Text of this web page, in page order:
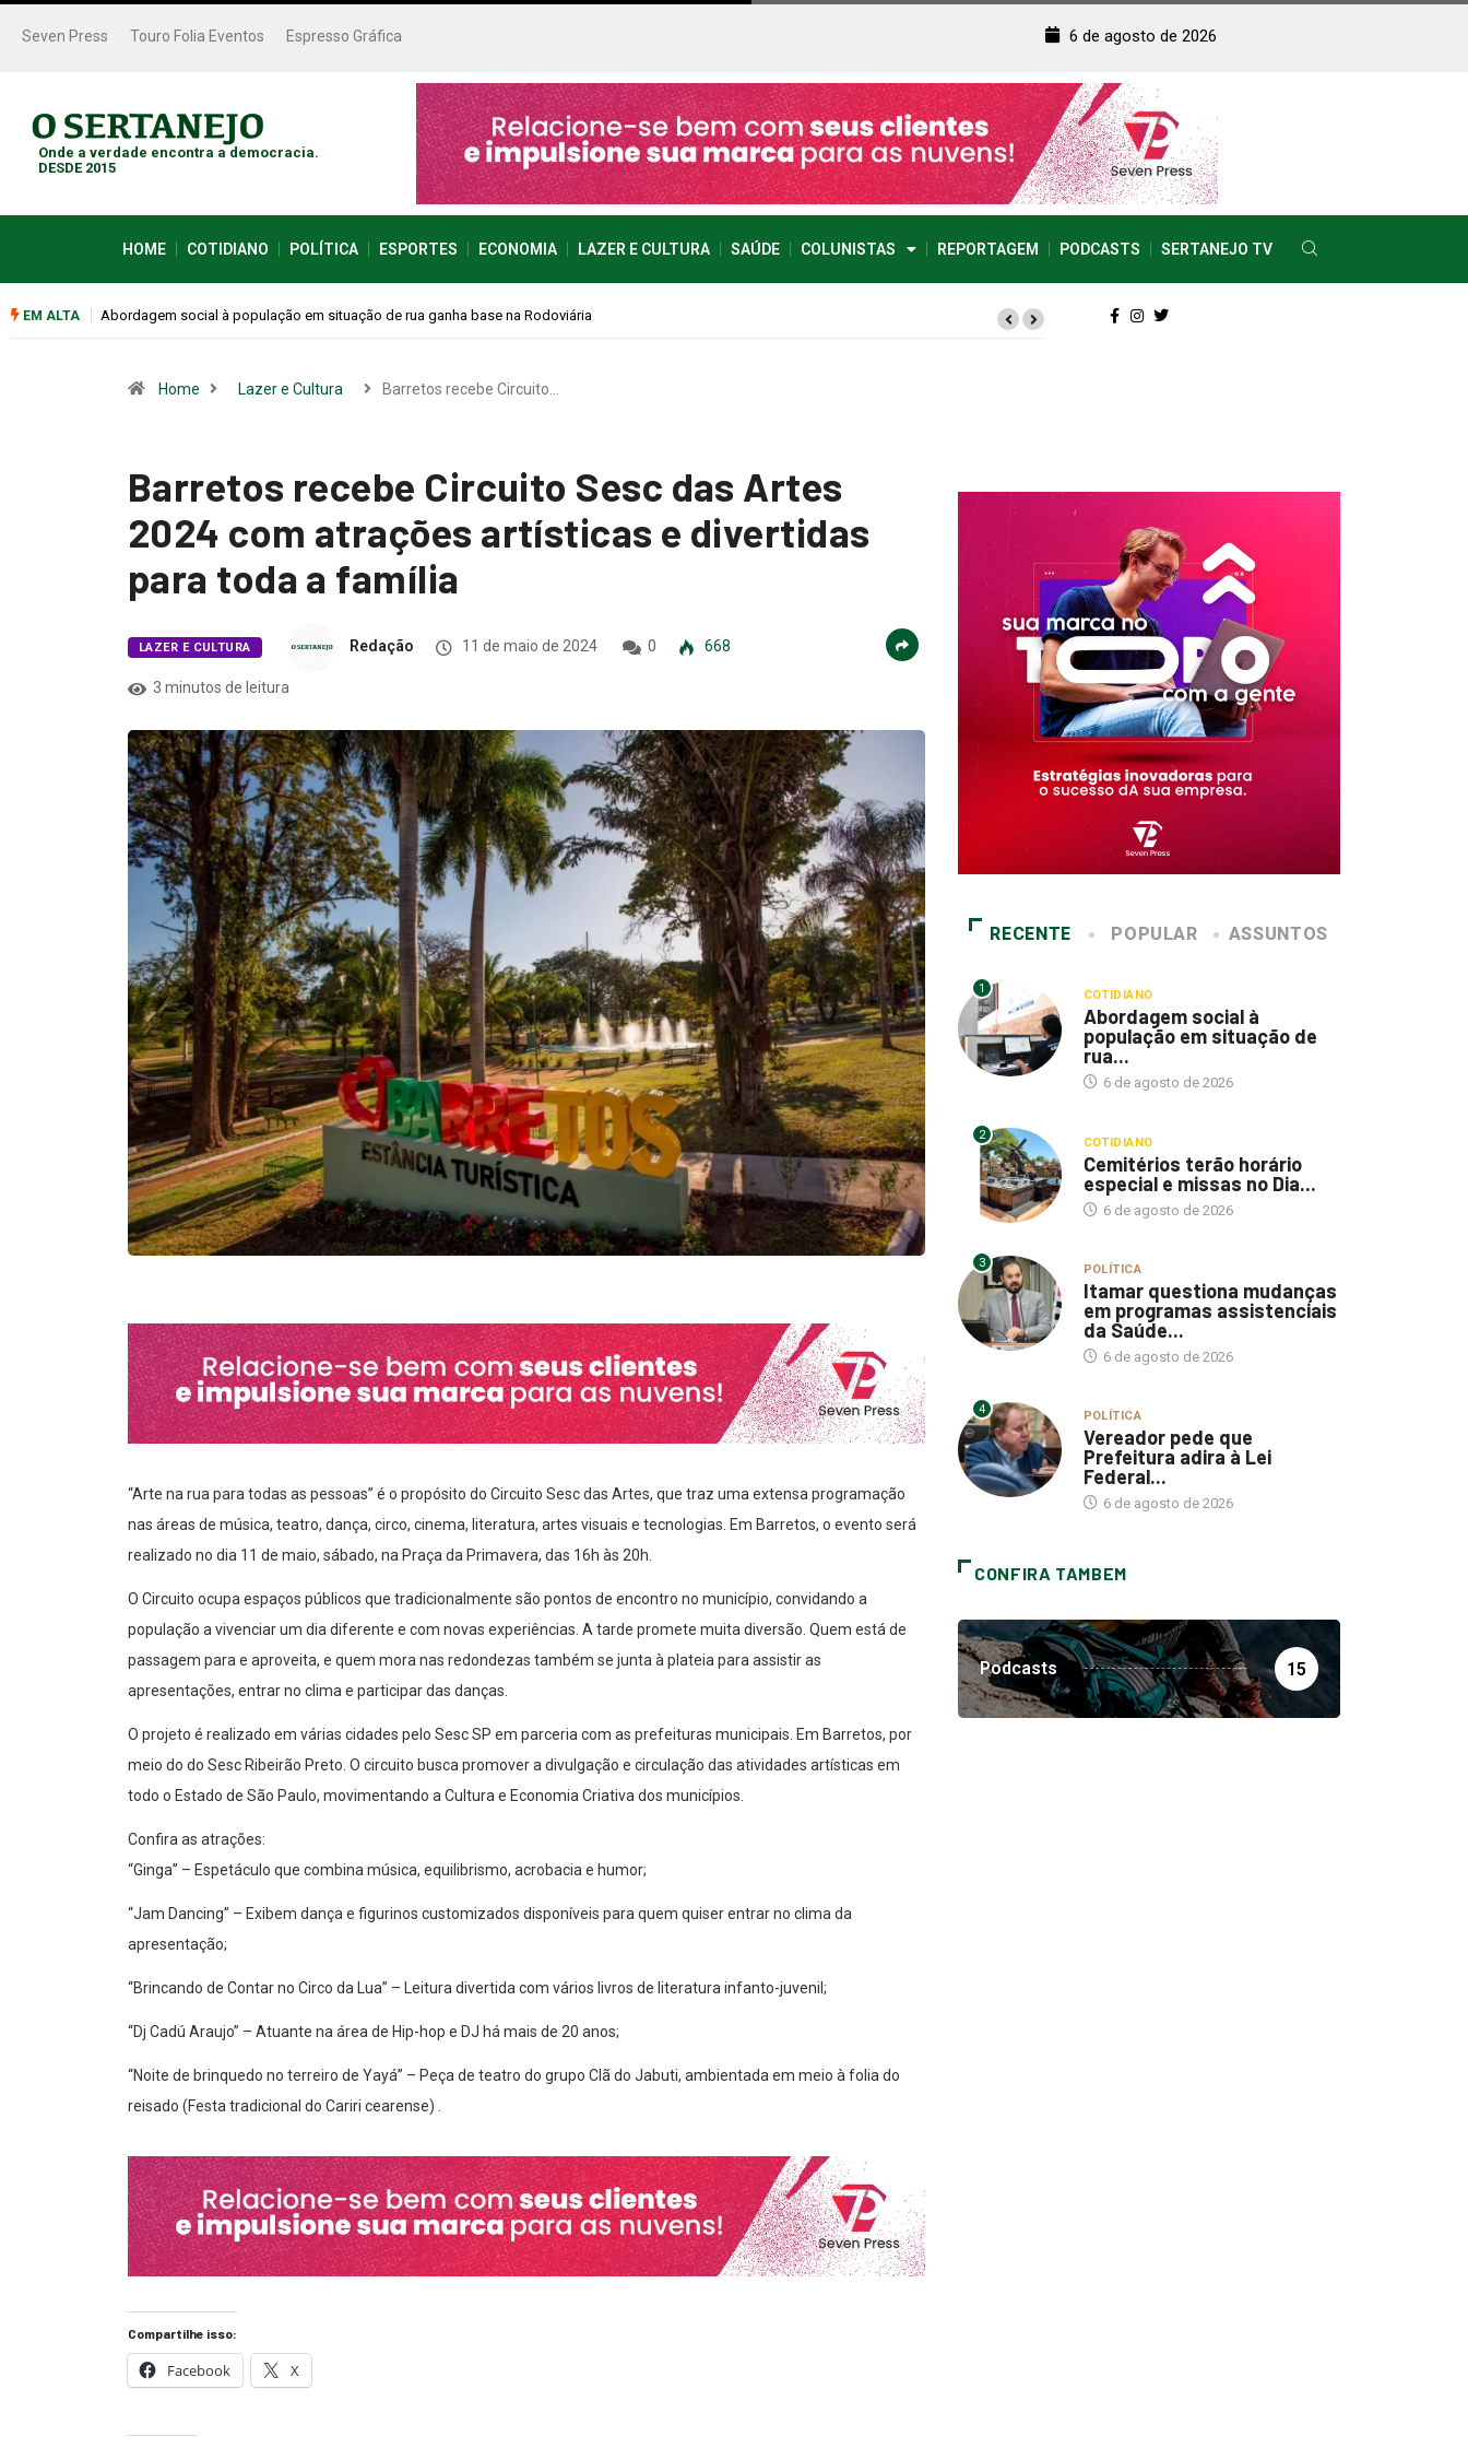
Seven Press Touro Folia Eventos Espresso Gráfica 6 de agosto de 2026
Onde a verdade encontra a democracia.
DESDE 2015
HOME COTIDIANO POLÍTICA ESPORTES ECONOMIA LAZER E CULTURA SAÚDE COLUNISTAS REPORTAGEM PODCASTS SERTANEJO TV
EM ALTA Cemitérios terão horário especial e missas no Dia dos Pais
Home Lazer e Cultura Barretos recebe Circuito…
Barretos recebe Circuito Sesc das Artes
2024 com atrações artísticas e divertidas
para toda a família
LAZER E CULTURA Redação 11 de maio de 2024 0 668
3 minutos de leitura
“Arte na rua para todas as pessoas” é o propósito do Circuito Sesc das Artes, que traz uma extensa programação
nas áreas de música, teatro, dança, circo, cinema, literatura, artes visuais e tecnologias. Em Barretos, o evento será
realizado no dia 11 de maio, sábado, na Praça da Primavera, das 16h às 20h.
O Circuito ocupa espaços públicos que tradicionalmente são pontos de encontro no município, convidando a
população a vivenciar um dia diferente e com novas experiências. A tarde promete muita diversão. Quem está de
passagem para e aproveita, e quem mora nas redondezas também se junta à plateia para assistir as
apresentações, entrar no clima e participar das danças.
O projeto é realizado em várias cidades pelo Sesc SP em parceria com as prefeituras municipais. Em Barretos, por
meio do do Sesc Ribeirão Preto. O circuito busca promover a divulgação e circulação das atividades artísticas em
todo o Estado de São Paulo, movimentando a Cultura e Economia Criativa dos municípios.
Confira as atrações:
“Ginga” – Espetáculo que combina música, equilibrismo, acrobacia e humor;
“Jam Dancing” – Exibem dança e figurinos customizados disponíveis para quem quiser entrar no clima da
apresentação;
“Brincando de Contar no Circo da Lua” – Leitura divertida com vários livros de literatura infanto-juvenil;
“Dj Cadú Araujo” – Atuante na área de Hip-hop e DJ há mais de 20 anos;
“Noite de brinquedo no terreiro de Yayá” – Peça de teatro do grupo Clã do Jabuti, ambientada em meio à folia do
reisado (Festa tradicional do Cariri cearense) .
Compartilhe isso:
Facebook X
RECENTE POPULAR ASSUNTOS
1 COTIDIANO
Abordagem social à
população em situação de
rua...
6 de agosto de 2026
2 COTIDIANO
Cemitérios terão horário
especial e missas no Dia...
6 de agosto de 2026
3 POLÍTICA
Itamar questiona mudanças
em programas assistenciais
da Saúde...
6 de agosto de 2026
4 POLÍTICA
Vereador pede que
Prefeitura adira à Lei
Federal...
6 de agosto de 2026
CONFIRA TAMBEM
Podcasts 15